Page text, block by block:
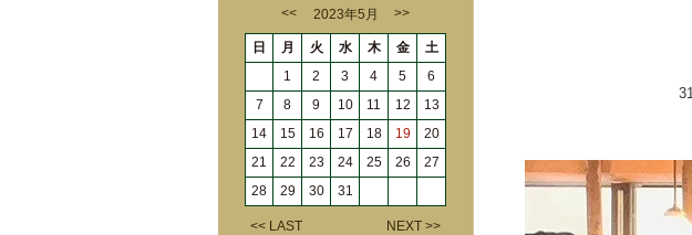
<< 2023年5月 >>
日 月 火 水 木 金
土
1
2 3 4 5
6
7
8 9 10 11 12
13
14
15 16 17 18 19
20
21
22 23 24 25 26
27
28
29 30 31
<< LAST NEXT >>